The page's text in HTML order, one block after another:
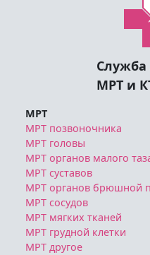
Служба
МРТ и
МРТ
МРТ позвоночника
МРТ головы
МРТ органов малого
МРТ суставов
МРТ органов брюшной
МРТ сосудов
МРТ мягких тканей
МРТ грудной клетки
МРТ другое